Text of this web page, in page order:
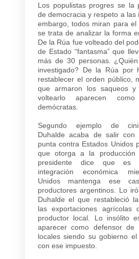
Los populistas progres se la
de democracia y respeto a las
embargo, todos miran para el
se trata de analizar la forma
De la Rúa fue volteado del
de Estado “fantasma” que
más de 30 personas.
investigado? De la Rúa por
restablecer el orden público,
que armaron los saqueos y
voltearlo aparecen
demócratas.
Segundo ejemplo de
Duhalde acaba de salir con
punta contra Estados Unidos
que otorga a la producción
presidente dice que es
integración económica
Unidos mantenga ese
productores argentinos. Lo
Duhalde el que restableció
las exportaciones agrícolas
productor local. Lo insólito
aparecer como defensor de
locales siendo su gobierno
con ese impuesto.